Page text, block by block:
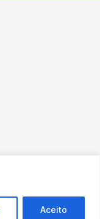
Aceito